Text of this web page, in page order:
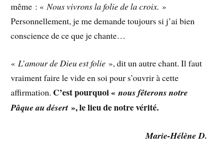
même : «Nous vivrons la folie de la croix. »
Personnellement, je me demande toujours si j’ai bien
conscience de ce que je chante…
«L’amour de Dieu est folie », dit un autre chant. Il faut
vraiment faire le vide en soi pour s’ouvrir à cette
affirmation. C’est pourquoi «nous fêterons notre
Pâque au désert », le lieu de notre vérité.
Marie-Hélène D.